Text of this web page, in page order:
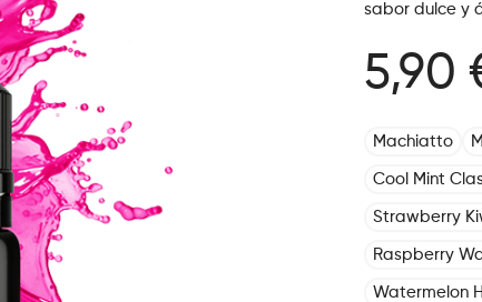
sabor dulce y
5,90
Machiatto
Cool Mint
Strawberry
Raspberry
Watermelon